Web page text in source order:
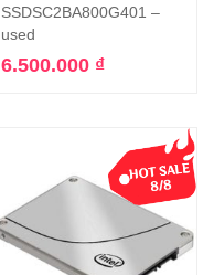
SSDSC2BA800G401 –
used
6.500.000 ₫